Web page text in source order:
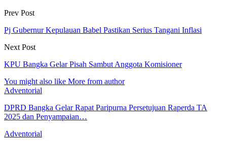
Prev Post
Pj Gubernur Kepulauan Babel Pastikan Serius Tangani Inflasi
Next Post
KPU Bangka Gelar Pisah Sambut Anggota Komisioner
You might also like More from author
Adventorial
DPRD Bangka Gelar Rapat Paripurna Persetujuan Raperda TA
2025 dan Penyampaian…
Adventorial